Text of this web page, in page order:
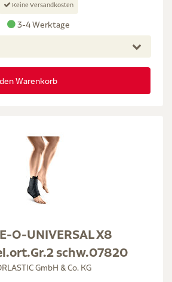
Keine Versandkosten
3-4 Werktage
Warenkorb
O-UNIVERSAL X8
schw.07820
GmbH & Co. KG